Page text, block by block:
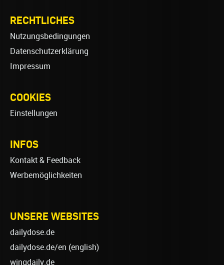
RECHTLICHES
Nutzungsbedingungen
Datenschutzerklärung
Impressum
COOKIES
Einstellungen
INFOS
Kontakt & Feedback
Werbemöglichkeiten
UNSERE WEBSITES
dailydose.de
dailydose.de/en (english)
wingdaily.de